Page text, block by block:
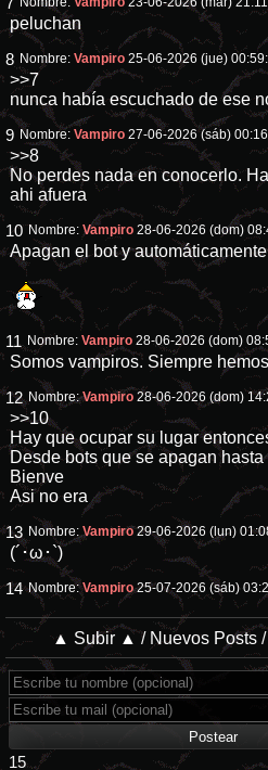
7
peluchan
8 Nombre:Vampiro 25-06-2026 (jue)
>>7
nunca había escuchado de ese
9 Nombre:Vampiro 27-06-2026 (sáb)
>>8
No perdes nada en conocerlo.
ahi afuera
10 Nombre:Vampiro 28-06-2026 (dom)
Apagan el bot y
11 Nombre:Vampiro 28-06-2026 (dom)
Somos vampiros. Siempre
12 Nombre:Vampiro 28-06-2026 (dom)
>>10
Hay que ocupar su lugar
Desde bots que se apagan
Bienve
Asi no era
13 Nombre:Vampiro 29-06-2026 (lun)
(´･ω･`)
14 Nombre:Vampiro 25-07-2026 (sáb)
▲ Subir ▲ / Nuevos Posts/
15